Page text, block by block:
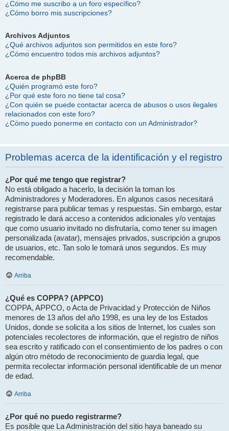
¿Cómo me suscribo a un foro específico?
¿Cómo borro mis suscripciones?
Archivos Adjuntos
¿Qué archivos adjuntos son permitidos en este foro?
¿Cómo encuentro todos mis archivos adjuntos?
Acerca de phpBB
¿Quién programó este foro?
¿Por qué este foro no tiene tal cosa?
¿Con quién se puede contactar acerca de abusos o usos ilegales
relacionados con este foro?
¿Cómo puedo ponerme en contacto con un Administrador?
Problemas acerca de la identificación y el registro
¿Por qué me tengo que registrar?
No está obligado a hacerlo, la decisión la toman los
Administradores y Moderadores. En algunos casos necesitará
registrarse para publicar temas y respuestas. Sin embargo, estar
registrado le dará acceso a contenidos adicionales y/o ventajas
que como usuario invitado no disfrutaría, como tener su imagen
personalizada (avatar), mensajes privados, suscripción a grupos
de usuarios, etc. Tan solo le tomará unos segundos. Es muy
recomendable.
Arriba
¿Qué es COPPA? (APPCO)
COPPA, APPCO, o Acta de Privacidad y Protección de Niños
menores de 13 años del año 1998, es una ley de los Estados
Unidos, donde se solicita a los sitios de Internet, los cuales son
potenciales recolectores de información, que el registro de niños
sea escrito y ratificado con el consentimiento de los padres o con
algún otro método de reconocimiento de guardia legal, que
permita recolectar información personal identificable de un menor
de edad.
Arriba
¿Por qué no puedo registrarme?
Es posible que La Administración del sitio haya baneado su